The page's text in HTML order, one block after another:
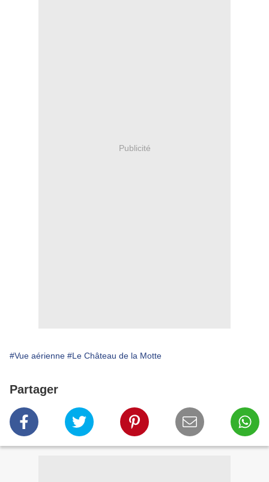
Publicité
#Vue aérienne #Le Château de la Motte
Partager